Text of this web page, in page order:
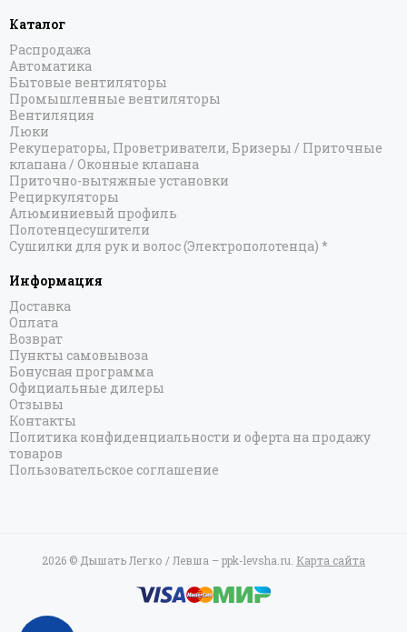
Каталог
Распродажа
Автоматика
Бытовые вентиляторы
Промышленные вентиляторы
Вентиляция
Люки
Рекуператоры, Проветриватели, Бризеры / Приточные
клапана / Оконные клапана
Приточно-вытяжные установки
Рециркуляторы
Алюминиевый профиль
Полотенцесушители
Сушилки для рук и волос (Электрополотенца) *
Информация
Доставка
Оплата
Возврат
Пункты самовывоза
Бонусная программа
Официальные дилеры
Отзывы
Контакты
Политика конфиденциальности и оферта на продажу
товаров
Пользовательское соглашение
2026 © Дышать Легко / Левша – ppk-levsha.ru. Карта сайта